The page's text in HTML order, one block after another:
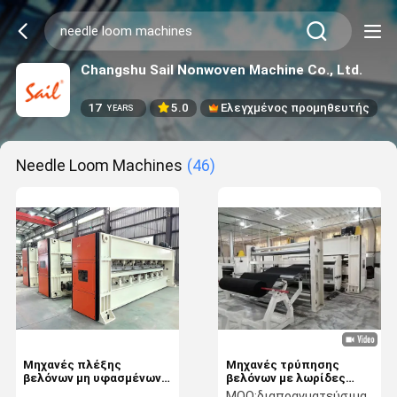
Changshu Sail Nonwoven Machine Co., Ltd.
17 YEARS 5.0 Ελεγχμένος προμηθευτής
Needle Loom Machines (46)
Μηχανές πλέξης
βελόνων μη υφασμένων
Μηχανές τρύπησης
βελόνων με λωρίδες
Velour Jacquard